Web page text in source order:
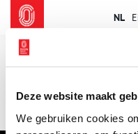
Deze website maakt
We gebruiken cookies
NL